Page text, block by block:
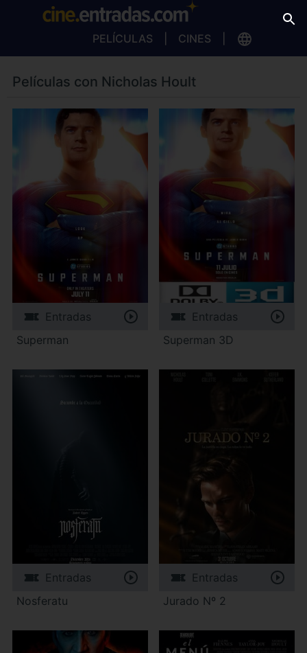
PELÍCULAS CINES
Películas con Nicholas Hoult
Entradas
Superman
Entradas
Superman 3D
Entradas
Nosferatu
Entradas
Jurado Nº 2